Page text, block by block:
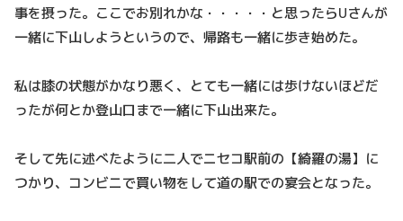
事を摂った。ここでお別れかな・・・・・と思ったらUさんが
一緒に下山しようというので、帰路も一緒に歩き始めた。
私は膝の状態がかなり悪く、とても一緒には歩けないほどだ
ったが何とか登山口まで一緒に下山出来た。
そして先に述べたように二人でニセコ駅前の【綺羅の湯】に
つかり、コンビニで買い物をして道の駅での宴会となった。